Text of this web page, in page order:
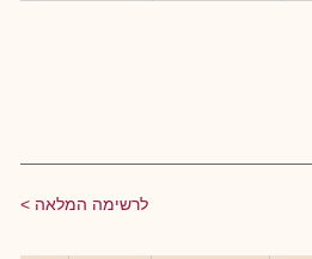
לרשימה המלאה